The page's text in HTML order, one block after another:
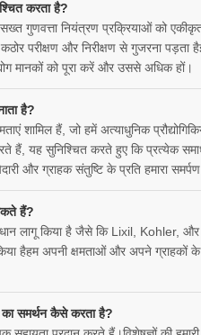
करता है?
सख्त गुणवत्ता नियंत्रण प्रक्रियाओं को
परीक्षण और निरीक्षण से गुजरना पड़ता
मानकों को पूरा करें और उससे अधिक हों।
है?
शामिल हैं, जो हमें अत्याधुनिक
हैं, यह सुनिश्चित करते हुए कि प्रत्येक
और ग्राहक संतुष्टि के प्रति हमारा
हैं?
लागू किया है जैसे कि Lixil, Kohler, और
हैहम अपनी क्षमताओं और अपने
का समर्थन कैसे करता है?